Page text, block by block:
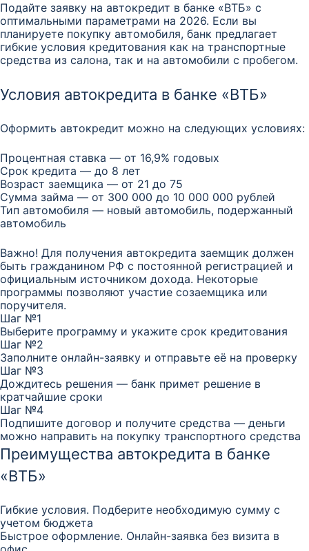
Подайте заявку на автокредит в банке «ВТБ» с
оптимальными параметрами на 2026. Если вы
планируете покупку автомобиля, банк предлагает
гибкие условия кредитования как на транспортные
средства из салона, так и на автомобили с пробегом.
Условия автокредита в банке «ВТБ»
Оформить автокредит можно на следующих условиях:
Процентная ставка — от 16,9% годовых
Срок кредита — до 8 лет
Возраст заемщика — от 21 до 75
Сумма займа — от 300 000 до 10 000 000 рублей
Тип автомобиля — новый автомобиль, подержанный
автомобиль
Важно! Для получения автокредита заемщик должен
быть гражданином РФ с постоянной регистрацией и
официальным источником дохода. Некоторые
программы позволяют участие созаемщика или
поручителя.
Шаг №1
Выберите программу и укажите срок кредитования
Шаг №2
Заполните онлайн-заявку и отправьте её на проверку
Шаг №3
Дождитесь решения — банк примет решение в
кратчайшие сроки
Шаг №4
Подпишите договор и получите средства — деньги
можно направить на покупку транспортного средства
Преимущества автокредита в банке
«ВТБ»
Гибкие условия. Подберите необходимую сумму с
учетом бюджета
Быстрое оформление. Онлайн-заявка без визита в